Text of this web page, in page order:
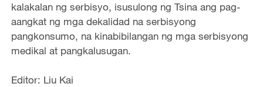
kalakalan ng serbisyo, isusulong ng Tsina ang pag-
aangkat ng mga dekalidad na serbisyong
pangkonsumo, na kinabibilangan ng mga serbisyong
medikal at pangkalusugan.
Editor: Liu Kai